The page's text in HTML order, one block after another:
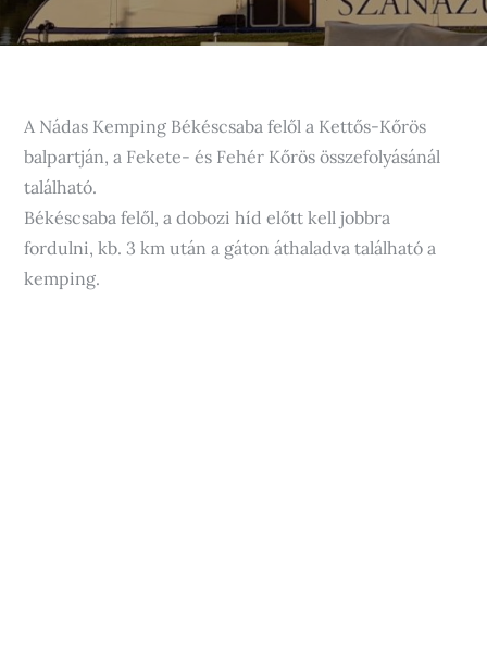
A Nádas Kemping Békéscsaba felől a Kettős-Kőrös
balpartján, a Fekete- és Fehér Kőrös összefolyásánál
található.
Békéscsaba felől, a dobozi híd előtt kell jobbra
fordulni, kb. 3 km után a gáton áthaladva található a
kemping.